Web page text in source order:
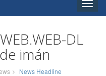
Toggle
DL
imán
News Headline